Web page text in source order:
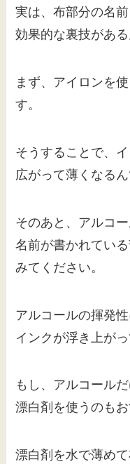
実は、布部分の名
効果的な裏技がある
まず、アイロンを
す。
そうすることで、
広がって薄くなるん
そのあと、アルコ
名前が書かれてい
みてください。
アルコールの揮発性
インクが浮き上が
もし、アルコール
漂白剤を使うのもお
漂白剤を水で薄めて